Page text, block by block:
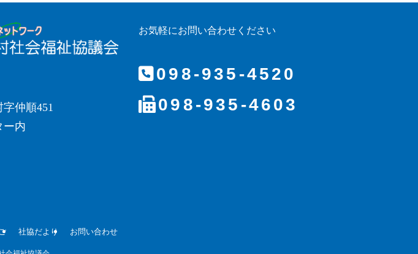
仲順451
ー内
お気軽にお問い合わせください
098-935-4520
098-935-4603
社協だより お問い合わせ